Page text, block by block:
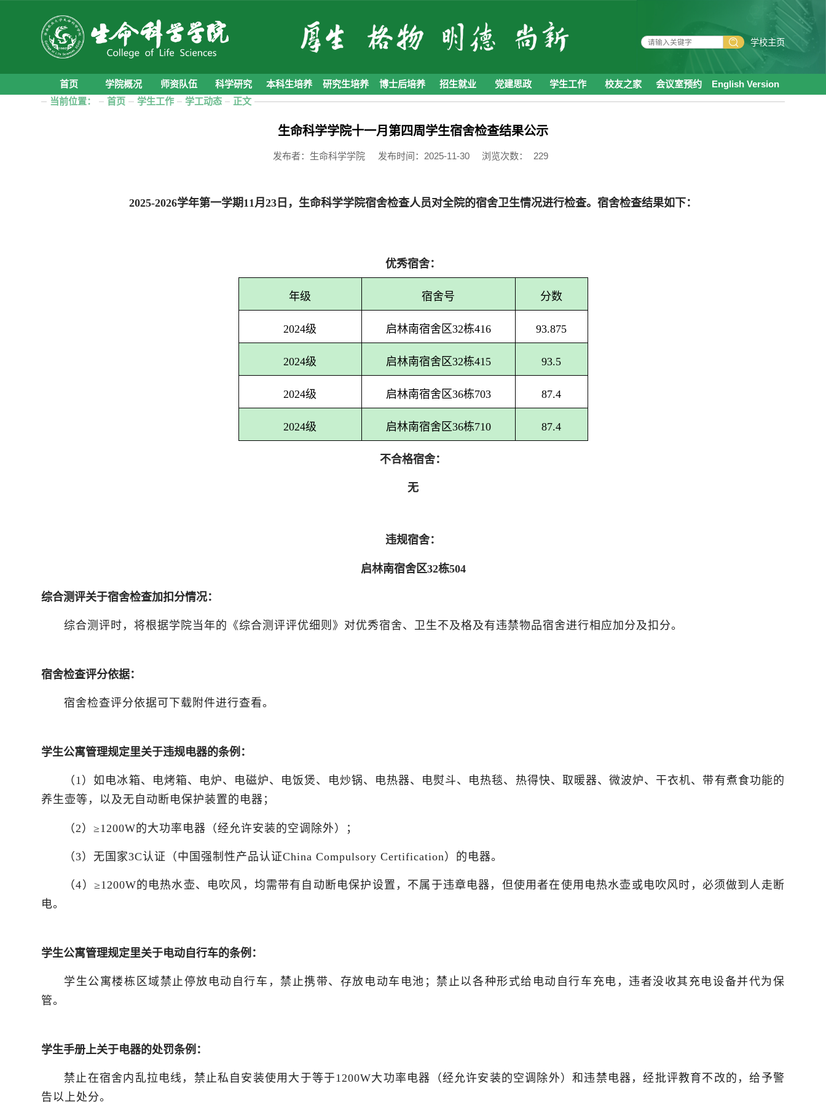
学校主页
首页 学院概况 师资队伍 科学研究 本科生培养 研究生培养 博士后培养 招生就业 党建思政 学生工作 校友之家 会议室预约
English Version
当前位置：
首页 学生工作 学工动态 正文
生命科学学院十一月第四周学生宿舍检查结果公示
发布者：生命科学学院 发布时间：2025-11-30 浏览次数： 229
2025-2026学年第一学期11 月 23 日，生命科学学院宿舍检查人员对全院的宿舍卫生情况进行检查。宿舍检查结果如下：
优秀宿舍：
年级 宿舍号 分数
2024级 启林南宿舍区32栋416 93.875
2024级 启林南宿舍区32栋415 93.5
2024级 启林南宿舍区36栋703 87.4
2024级 启林南宿舍区36栋710 87.4
不合格宿舍：
无
违规宿舍：
启林南宿舍区32栋504
综合测评关于宿舍检查加扣分情况：
综合测评时，将根据学院当年的《综合测评评优细则》对优秀宿舍、卫生不及格及有违禁物品宿舍进行相应加分及扣分。
宿舍检查评分依据：
宿舍检查评分依据可下载附件进行查看。
学生公寓管理规定里关于违规电器的条例：
（1）如电冰箱、电烤箱、电炉、电磁炉、电饭煲、电炒锅、电热器、电熨斗、电热毯、热得快、取暖器、微波炉、干衣机、带有煮食功能的
养生壶等，以及无自动断电保护装置的电器；
（2）≥1200W的大功率电器（经允许安装的空调除外）；
（3）无国家3C认证（中国强制性产品认证China Compulsory Certification）的电器。
（4）≥1200W的电热水壶、电吹风，均需带有自动断电保护设置，不属于违章电器，但使用者在使用电热水壶或电吹风时，必须做到人走断
电。
学生公寓管理规定里关于电动自行车的条例：
学生公寓楼栋区域禁止停放电动自行车，禁止携带、存放电动车电池；禁止以各种形式给电动自行车充电，违者没收其充电设备并代为保
管。
学生手册上关于电器的处罚条例：
禁止在宿舍内乱拉电线，禁止私自安装使用大于等于1200W大功率电器（经允许安装的空调除外）和违禁电器，经批评教育不改的，给予警
告以上处分。